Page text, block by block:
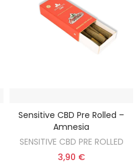
Sensitive CBD Pre Rolled –
Amnesia
SENSITIVE CBD PRE ROLLED
3,90 €